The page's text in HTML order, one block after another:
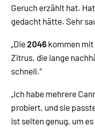
Geruch erzählt hat.
gedacht hätte. Sehr
„Die2046 kommen mit
Zitrus, die lange
schnell.“
„Ich habe mehrere
probiert, und sie
ist selten genug, um